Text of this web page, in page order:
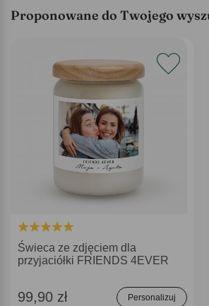
Proponowane do Twojego
Świeca ze zdjęciem dla
przyjaciółki FRIENDS 4EVER
99,90 zł Personalizuj